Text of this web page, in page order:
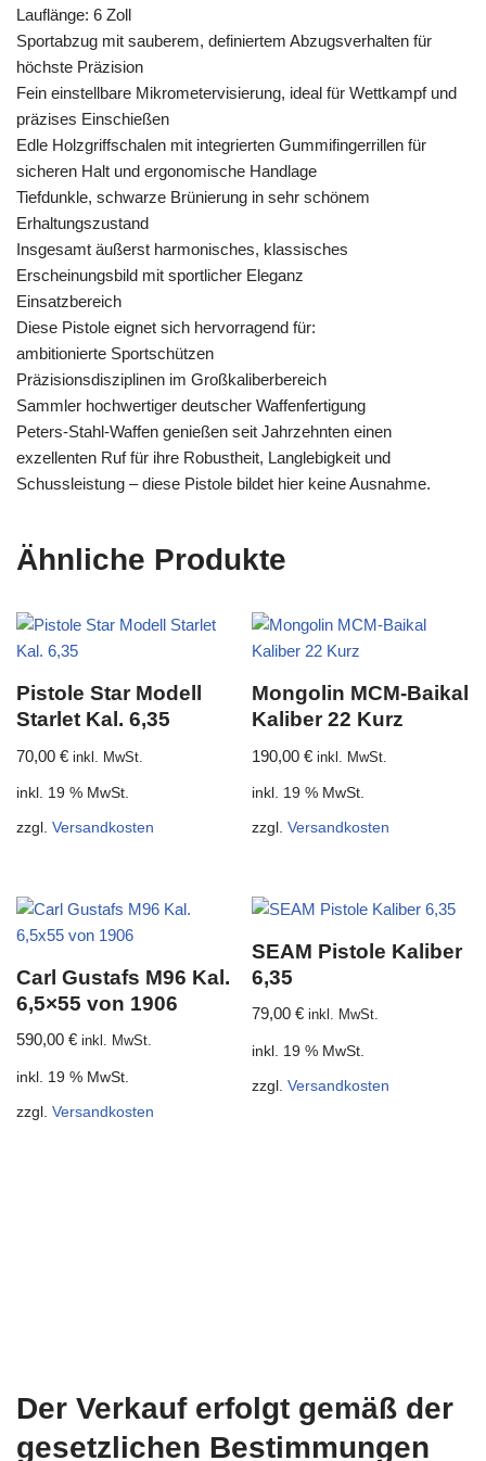
Lauflänge: 6 Zoll
Sportabzug mit sauberem, definiertem Abzugsverhalten für
höchste Präzision
Fein einstellbare Mikrometervisierung, ideal für Wettkampf und
präzises Einschießen
Edle Holzgriffschalen mit integrierten Gummifingerrillen für
sicheren Halt und ergonomische Handlage
Tiefdunkle, schwarze Brünierung in sehr schönem
Erhaltungszustand
Insgesamt äußerst harmonisches, klassisches
Erscheinungsbild mit sportlicher Eleganz
Einsatzbereich
Diese Pistole eignet sich hervorragend für:
ambitionierte Sportschützen
Präzisionsdisziplinen im Großkaliberbereich
Sammler hochwertiger deutscher Waffenfertigung
Peters-Stahl-Waffen genießen seit Jahrzehnten einen
exzellenten Ruf für ihre Robustheit, Langlebigkeit und
Schussleistung – diese Pistole bildet hier keine Ausnahme.
Ähnliche Produkte
Pistole Star Modell
Starlet Kal. 6,35
70,00 € inkl. MwSt.
inkl. 19 % MwSt.
zzgl. Versandkosten
Mongolin MCM-Baikal
Kaliber 22 Kurz
190,00€ inkl. MwSt.
inkl. 19 % MwSt.
zzgl.Versandkosten
Carl Gustafs M96 Kal.
6,5×55 von 1906
590,00 € inkl. MwSt.
inkl. 19 % MwSt.
zzgl. Versandkosten
SEAM Pistole Kaliber
6,35
79,00€ inkl. MwSt.
inkl. 19 % MwSt.
zzgl.Versandkosten
Der Verkauf erfolgt gemäß der
gesetzlichen Bestimmungen